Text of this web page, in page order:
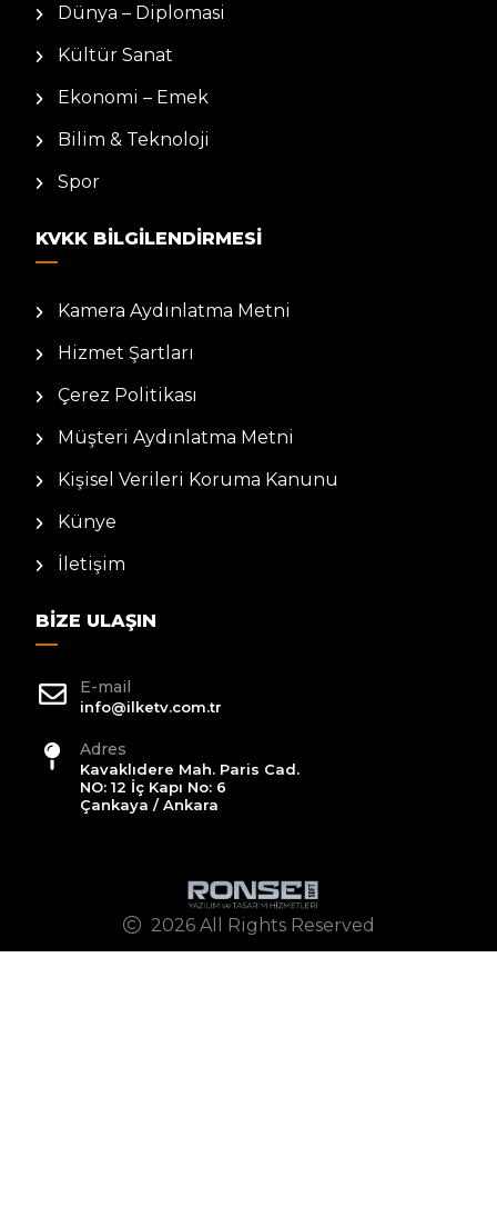
Dünya – Diplomasi
Kültür Sanat
Ekonomi – Emek
Bilim & Teknoloji
Spor
KVKK BILGILENDIRMESI
Kamera Aydınlatma Metni
Hizmet Şartları
Çerez Politikası
Müşteri Aydınlatma Metni
Kişisel Verileri Koruma Kanunu
Künye
İletişim
BIZE ULAŞIN
E-mail
info@ilketv.com.tr
Adres
Kavaklıdere Mah. Paris Cad.
NO: 12 İç Kapı No: 6
Çankaya / Ankara
2026 All Rights Reserved